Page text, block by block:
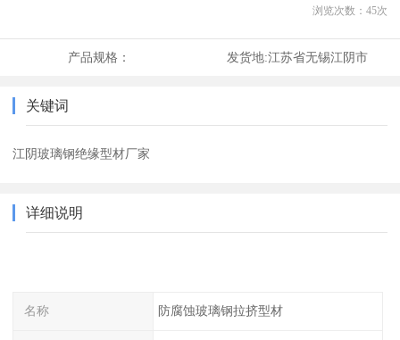
浏览次数： 45次
产品规格： 发货地:江苏省无锡江阴市
关键词
江阴玻璃钢绝缘型材厂家
详细说明
名称 防腐蚀玻璃钢拉挤型材